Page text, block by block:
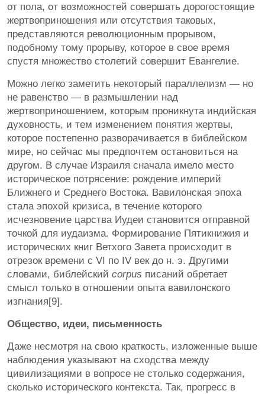
от пола, от возможностей совершать дорогостоящие
жертвоприношения или отсутствия таковых,
представляются революционным прорывом,
подобному тому прорыву, которое в свое время
спустя множество столетий совершит Евангелие.
Можно легко заметить некоторый параллелизм — но
не равенство — в размышлении над
жертвоприношением, которым проникнута индийская
духовность, и тем изменением понятия жертвы,
которое постепенно разворачивается в библейском
мире, но сейчас мы предпочтем остановиться на
другом. В случае Израиля сначала имело место
историческое потрясение: рождение империй
Ближнего и Среднего Востока. Вавилонская эпоха
стала эпохой кризиса, в течение которого
исчезновение царства Иудеи становится отправной
точкой для иудаизма. Формирование Пятикнижия и
исторических книг Ветхого Завета происходит в
отрезок времени с VI по IV век до н. э. Другими
словами, библейский corpus писаний обретает
смысл только в отношении опыта вавилонского
изгнания[9].
Общество, идеи, письменность
Даже несмотря на свою краткость, изложенные выше
наблюдения указывают на сходства между
цивилизациями в вопросе не столько содержания,
сколько исторического контекста. Так, прогресс в